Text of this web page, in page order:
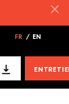
FR / EN